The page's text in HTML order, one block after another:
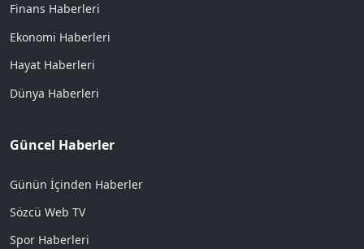
Finans Haberleri
Ekonomi Haberleri
Hayat Haberleri
Dünya Haberleri
Güncel Haberler
Günün İçinden Haberler
Sözcü Web TV
Spor Haberleri